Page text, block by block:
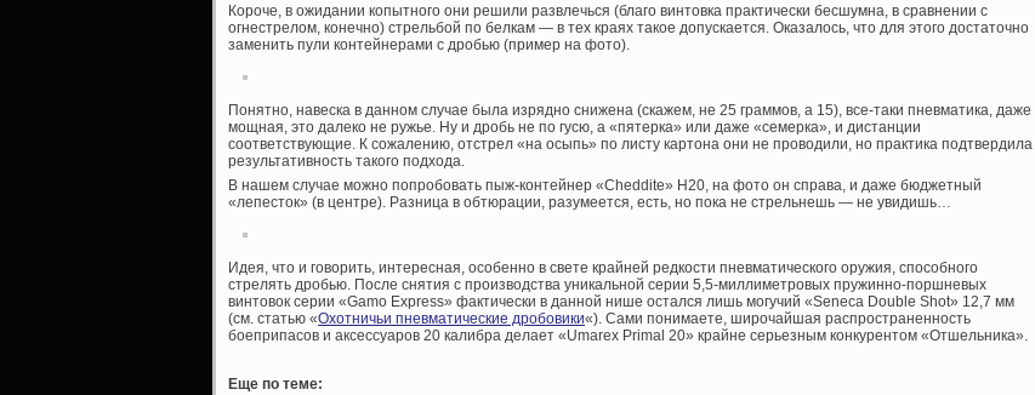
Короче, в ожидании копытного они решили развлечься (благо винтовка практически бесшумна, в сравнении с
огнестрелом, конечно) стрельбой по белкам — в тех краях такое допускается. Оказалось, что для этого достаточно
заменить пули контейнерами с дробью (пример на фото).
Понятно, навеска в данном случае была изрядно снижена (скажем, не 25 граммов, а 15), все-таки пневматика, даже
мощная, это далеко не ружье. Ну и дробь не по гусю, а «пятерка» или даже «семерка», и дистанции
соответствующие. К сожалению, отстрел «на осыпь» по листу картона они не проводили, но практика подтвердила
результативность такого подхода.
В нашем случае можно попробовать пыж-контейнер «Cheddite» Н20, на фото он справа, и даже бюджетный
«лепесток» (в центре). Разница в обтюрации, разумеется, есть, но пока не стрельнешь — не увидишь…
Идея, что и говорить, интересная, особенно в свете крайней редкости пневматического оружия, способного
стрелять дробью. После снятия с производства уникальной серии 5,5-миллиметровых пружинно-поршневых
винтовок серии «Gamo Express» фактически в данной нише остался лишь могучий «Seneca Double Shot» 12,7 мм
(см. статью «Охотничьи пневматические дробовики«). Сами понимаете, широчайшая распространенность
боеприпасов и аксессуаров 20 калибра делает «Umarex Primal 20» крайне серьезным конкурентом «Отшельника».
Еще по теме: